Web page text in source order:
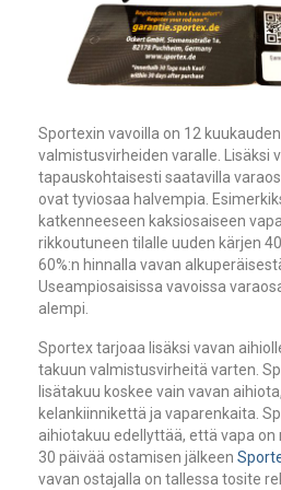
Sportexin vavoilla on 12
valmistusvirheiden varalle. Lisäksi
tapauskohtaisesti saatavilla
ovat tyviosaa halvempia.
katkenneeseen kaksiosaiseen
rikkoutuneen tilalle uuden kärjen
60%:n hinnalla vavan
Useampiosaisissa vavoissa
alempi.
Sportex tarjoaa lisäksi vavan
takuun valmistusvirheitä varten.
lisätakuu koskee vain vavan
kelankiinnikettä ja vaparenkaita.
aihiotakuu edellyttää, että vapa
30 päivää ostamisen jälkeen
vavan ostajalla on tallessa tosite